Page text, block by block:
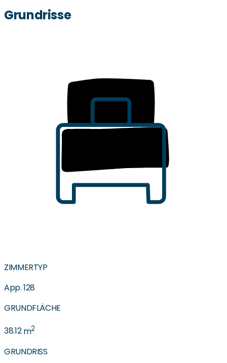
Grundrisse
ZIMMERTYP
App. 128
GRUNDFLÄCHE
38.12m2
GRUNDRISS